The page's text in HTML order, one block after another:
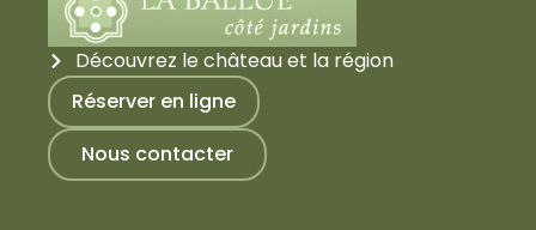
Découvrez le château et la région
Réserver en ligne
Nous contacter